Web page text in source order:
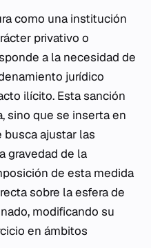
como una institución
privativo o
a la necesidad de
jurídico
ilícito. Esta sanción
sino que se inserta en
busca ajustar las
gravedad de la
de esta medida
sobre la esfera de
modificando su
en ámbitos